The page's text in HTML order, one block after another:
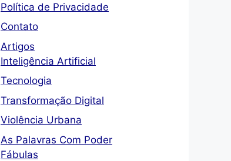
Política de Privacidade
Contato
Artigos
Inteligência Artificial
Tecnologia
Transformação Digital
Violência Urbana
As Palavras Com Poder
Fábulas